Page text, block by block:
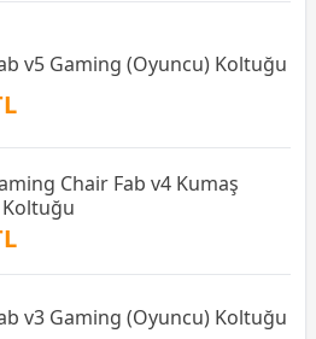
v5 Gaming (Oyuncu) Koltuğu
Chair Fab v4 Kumaş
v3 Gaming (Oyuncu) Koltuğu